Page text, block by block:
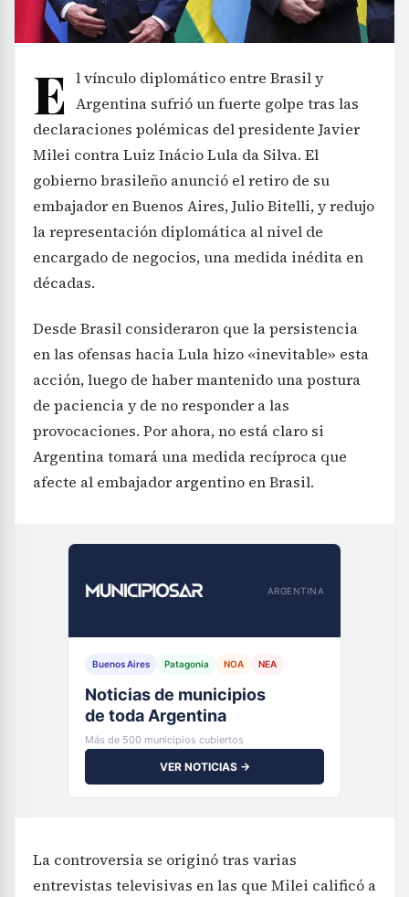
E l vínculo diplomático entre Brasil y
Argentina sufrió un fuerte golpe tras las
declaraciones polémicas del presidente Javier
Milei contra Luiz Inácio Lula da Silva. El
gobierno brasileño anunció el retiro de su
embajador en Buenos Aires, Julio Bitelli, y redujo
la representación diplomática al nivel de
encargado de negocios, una medida inédita en
décadas.
Desde Brasil consideraron que la persistencia
en las ofensas hacia Lula hizo «inevitable» esta
acción, luego de haber mantenido una postura
de paciencia y de no responder a las
provocaciones. Por ahora, no está claro si
Argentina tomará una medida recíproca que
afecte al embajador argentino en Brasil.
ARGENTINA
Buenos Aires Patagonia NOA NEA
Noticias de municipios
de toda Argentina
Más de 500 municipios cubiertos
VER NOTICIAS →
La controversia se originó tras varias
entrevistas televisivas en las que Milei calificó a